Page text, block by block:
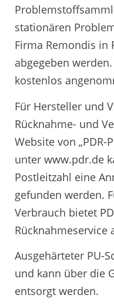
stationären
Firma Remondis in
abgegeben
kostenlos
Für Hersteller und
Rücknahme- und
Website von „PDR-
unter www.pdr.de
Postleitzahl eine
gefunden werden.
Verbrauch bietet
Rücknahmeservice
Ausgehärteter PU-
und kann über die
entsorgt werden.